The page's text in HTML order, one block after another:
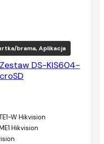
brama, Aplikacja
DS-KIS604-
W Hikvision
Hikvision